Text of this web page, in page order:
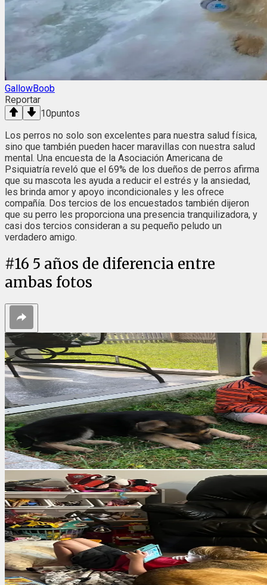
GallowBoob
Reportar
10puntos
Los perros no solo son excelentes para nuestra salud física,
sino que también pueden hacer maravillas con nuestra salud
mental. Una encuesta de la Asociación Americana de
Psiquiatría reveló que el 69% de los dueños de perros afirma
que su mascota les ayuda a reducir el estrés y la ansiedad,
les brinda amor y apoyo incondicionales y les ofrece
compañía. Dos tercios de los encuestados también dijeron
que su perro les proporciona una presencia tranquilizadora, y
casi dos tercios consideran a su pequeño peludo un
verdadero amigo.
#16 5 años de diferencia entre
ambas fotos